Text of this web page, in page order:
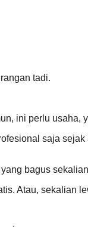
tadi.
ini perlu usaha,
saja
bagus
Atau, sekalian